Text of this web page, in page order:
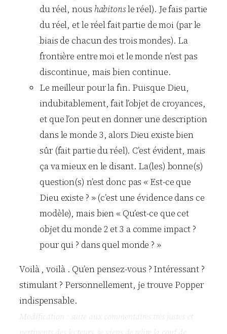
du réel, nous habitonsle réel). Je fais partie
du réel, et le réel fait partie de moi (par le
biais de chacun des trois mondes). La
frontière entre moi et le monde n’est pas
discontinue, mais bien continue.
Le meilleur pour la fin. Puisque Dieu,
indubitablement, fait l’objet de croyances,
et que l’on peut en donner une description
dans le monde 3, alors Dieu existe bien
sûr (fait partie du réel). C’est évident, mais
ça va mieux en le disant. La(les) bonne(s)
question(s) n’est donc pas « Est-ce que
Dieu existe ? » (c’est une évidence dans ce
modèle), mais bien « Qu’est-ce que cet
objet du monde 2 et 3 a comme impact ?
pour qui ? dans quel monde ? »
Voilà , voilà . Qu’en pensez-vous ? Intéressant ?
stimulant ? Personnellement, je trouve Popper
indispensable.
Modification : suite aux commentaires très justes et